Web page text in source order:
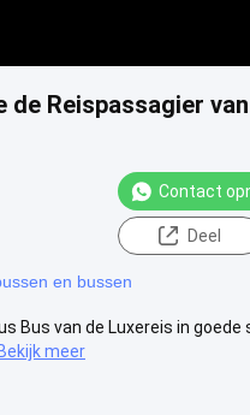
Reispassagier
Contact
Deel
en bussen
Bus van de Luxereis in
meer